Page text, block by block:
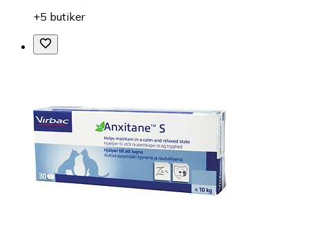
+5 butiker